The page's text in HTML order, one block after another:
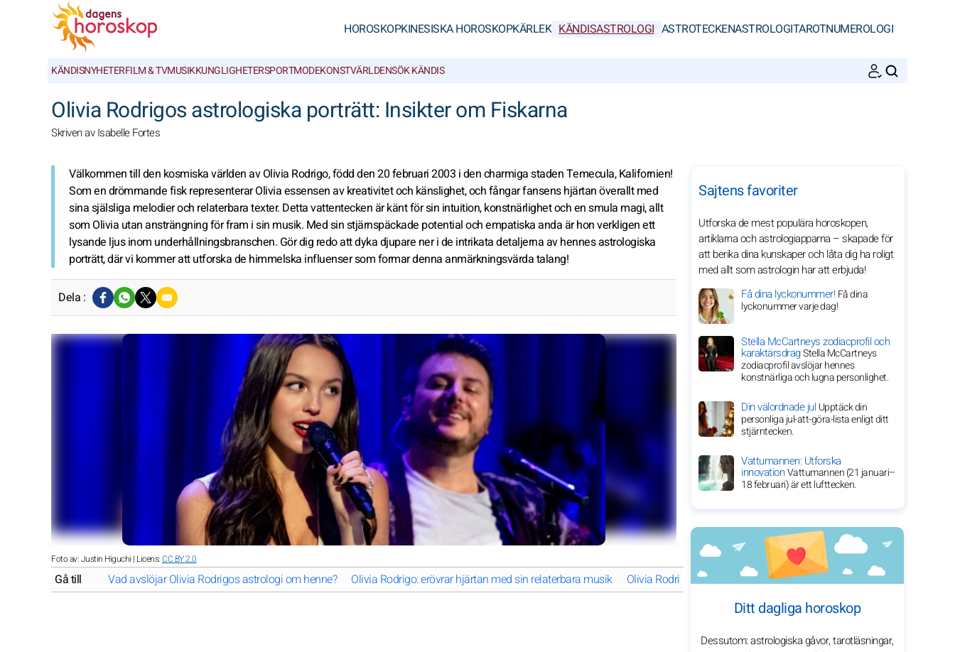
HOROSKOPKINESISKA HOROSKOPKÄRLEK KÄNDISASTROLOGI ASTROTECKENASTROLOGITAROTNUMEROLOGI
KÄNDISNYHETERFILM & TVMUSIKKUNGLIGHETERSPORTMODEKONSTVÄRLDENSÖK KÄNDIS
Olivia Rodrigos astrologiska porträtt: Insikter om Fiskarna
Skriven av Isabelle Fortes
Välkommen till den kosmiska världen av Olivia Rodrigo, född den 20 februari 2003 i den charmiga staden Temecula, Kalifornien!
Som en drömmande fisk representerar Olivia essensen av kreativitet och känslighet, och fångar fansens hjärtan överallt med
sina själsliga melodier och relaterbara texter. Detta vattentecken är känt för sin intuition, konstnärlighet och en smula magi, allt
som Olivia utan ansträngning för fram i sin musik. Med sin stjärnspäckade potential och empatiska anda är hon verkligen ett
lysande ljus inom underhållningsbranschen. Gör dig redo att dyka djupare ner i de intrikata detaljerna av hennes astrologiska
porträtt, där vi kommer att utforska de himmelska influenser som formar denna anmärkningsvärda talang!
Dela :
Foto av: Justin Higuchi | Licens:CC BY 2.0
Gå till Vad avslöjar Olivia Rodrigos astrologi om henne? Olivia Rodrigo: erövrar hjärtan med sin relaterbara musik Olivia Rodrigos väg till stjärnstatus och framgång Vad handlar
Sajtens favoriter
Utforska de mest populära horoskopen,
artiklarna och astrologiapparna – skapade för
att berika dina kunskaper och låta dig ha roligt
med allt som astrologin har att erbjuda!
Få dina lyckonummer!Få dina
lyckonummer varje dag!
Stella McCartneys zodiacprofil och
karaktärsdragStella McCartneys
zodiacprofil avslöjar hennes
konstnärliga och lugna personlighet.
Din välordnade julUpptäck din
personliga jul-att-göra-lista enligt ditt
stjärntecken.
Vattumannen: Utforska
innovationVattumannen (21 januari–
18 februari) är ett lufttecken.
Ditt dagliga horoskop
Dessutom: astrologiska gåvor, tarotläsningar,